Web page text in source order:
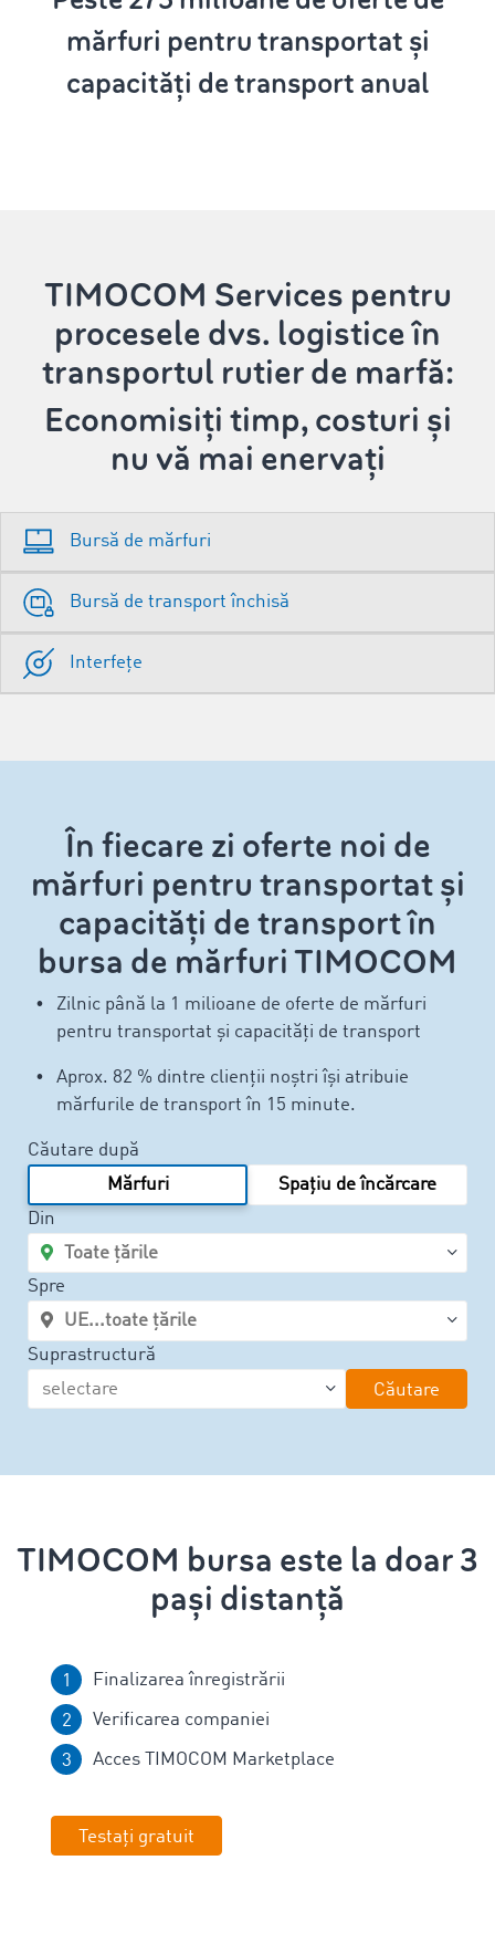
mărfuri pentru transportat și
capacități de transport anual
TIMOCOM Services pentru
procesele dvs. logistice în
transportul rutier de marfă:
Economisiți timp, costuri și
nu vă mai enervați
Bursă de mărfuri
Bursă de transport închisă
Interfețe
În fiecare zi oferte noi de
mărfuri pentru transportat și
capacități de transport în
bursa de mărfuri TIMOCOM
Zilnic până la 1 milioane de oferte de mărfuri
pentru transportat și capacități de transport
Aprox. 82 % dintre clienții noștri își atribuie
mărfurile de transport în 15 minute.
Căutare după
Mărfuri
Spațiu de încărcare
Din
Spre
Suprastructură
Căutare
TIMOCOM bursa este la doar 3
pași distanță
Finalizarea înregistrării
Verificarea companiei
Acces TIMOCOM Marketplace
Testați gratuit